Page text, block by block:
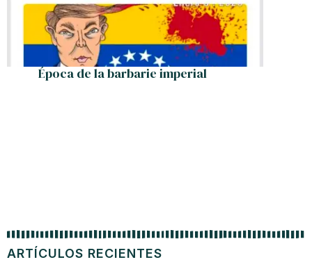
ARTÍCULOS RECIENTES
Época de la barbarie imperial